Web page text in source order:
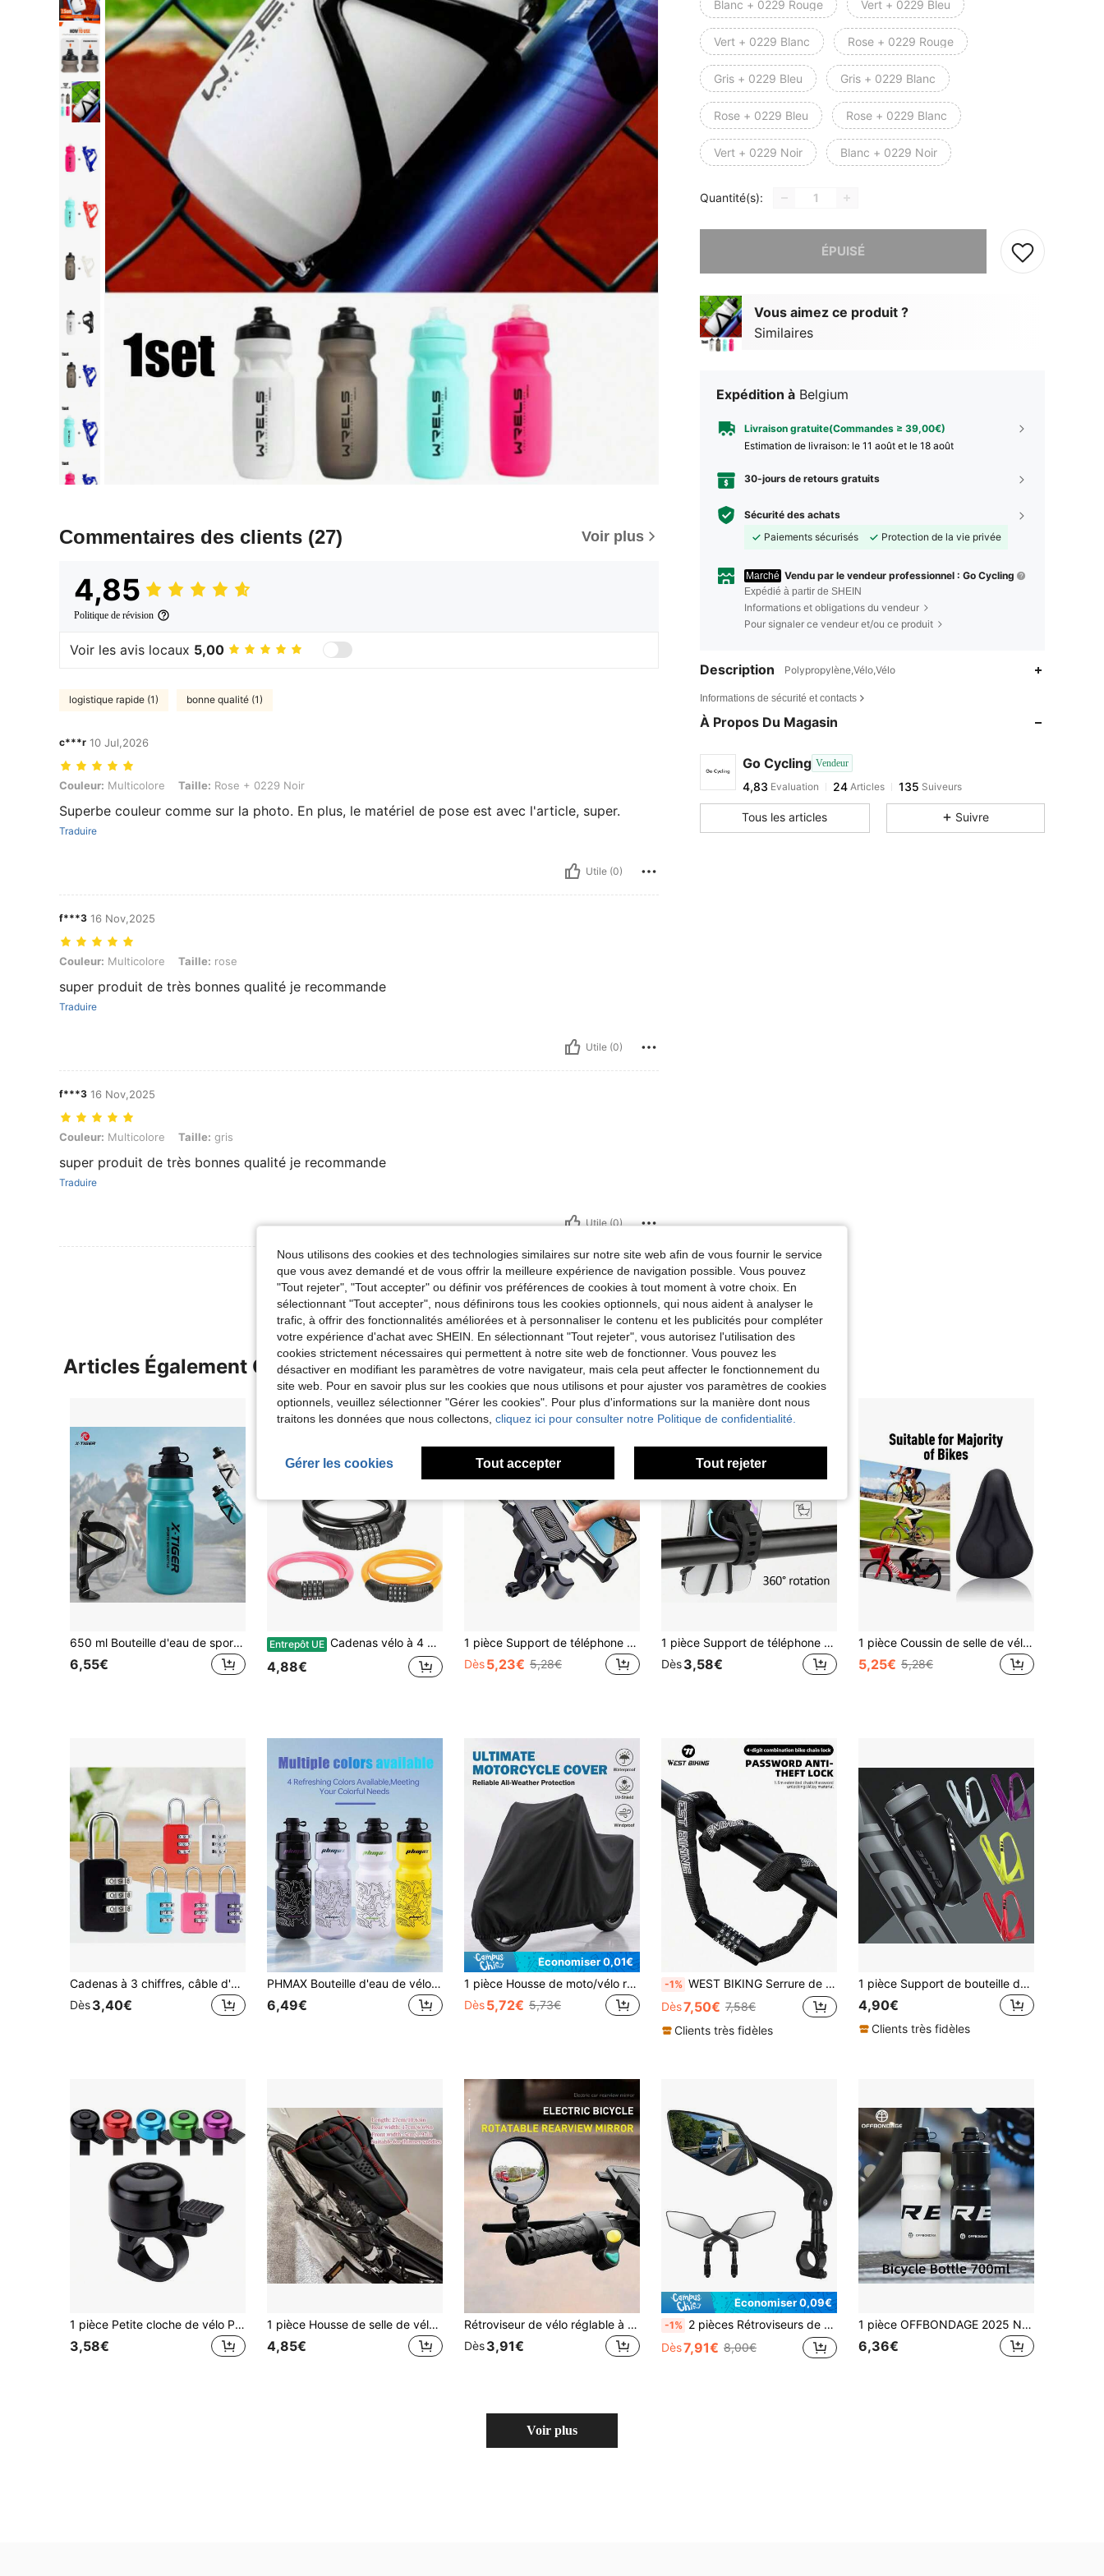
Commentaires des clients (27) Voir plus
4,85
Politique de révision
Voir les avis locaux 5,00
logistique rapide (1) bonne qualité (1)
c***r 10 Jul,2026
Couleur: Multicolore, Taille: Rose + 0229 Noir
Couleur: Multicolore Taille: Rose + 0229 Noir
Superbe couleur comme sur la photo. En plus, le matériel de pose est avec l'article, super.
Traduire
Utile (0)
f***3 16 Nov,2025
Couleur: Multicolore, Taille: rose
Couleur: Multicolore Taille: rose
super produit de très bonnes qualité je recommande
Traduire
Utile (0)
f***3 16 Nov,2025
Couleur: Multicolore, Taille: gris
Couleur: Multicolore Taille: gris
super produit de très bonnes qualité je recommande
Traduire
Utile (0)
Voir Plus D'avis
Blanc + 0229 Rouge Vert + 0229 Bleu
Vert + 0229 Blanc Rose + 0229 Rouge
Gris + 0229 Bleu Gris + 0229 Blanc
Rose + 0229 Bleu Rose + 0229 Blanc
Vert + 0229 Noir Blanc + 0229 Noir
Quantité(s):
ÉPUISÉ
Vous aimez ce produit ?
Similaires
Expédition à Belgium
Livraison gratuite(Commandes ≥ 39,00€)
Estimation de livraison: le 11 août et le 18 août
30-jours de retours gratuits
Sécurité des achats
Paiements sécurisés
Protection de la vie privée
Marché Vendu par le vendeur professionnel : Go Cycling
Expédié à partir de SHEIN
Informations et obligations du vendeur
Pour signaler ce vendeur et/ou ce produit
Description Polypropylène,Vélo,Vélo
Informations de sécurité et contacts
À Propos Du Magasin
Go Cycling Vendeur
4,83 Evaluation 24 Articles 135 Suiveurs
Tous les articles Suivre
Articles Également Consultés
650 ml Bouteille d'eau de sport avec couvercle à ouverture facile, livrée avec un support de bouteille de vélo facilement installé
6,55€
Entrepôt UE Cadenas vélo à 4 chiffres - Longueur de 60 cm (23,62 pouces) Rétractable, Cadenas de vélo sécurisé, Accessoires anti-vol adaptés pour vélo de montagne, vélo de route, vélo électrique, scooter
4,88€
1 pièce Support de téléphone réglable pour vélo et moto - Installation facile, rotation à 360°, s'adapte à différentes tailles de téléphone, convient pour les accessoires de vélo, les accessoires de cyclisme, les accessoires de voiture, la navigation cycliste, la livraison, les sports de plein air
Dès5,23€ 5,28€
1 pièce Support de téléphone en silicone pour vélo, à installation rapide, rotation à 360°, support anti-chute, accessoire multifonctionnel de navigation de cyclisme outdoor, convient pour les vélos, VTT, chariots de courses, véhicules électriques, poussettes, etc.
Dès3,58€
1 pièce Coussin de selle de vélo en mousse à mémoire de forme, accessoire de cyclisme confortable et épaissi, selle large absorbant les chocs, convient aux vélos de montagne et aux vélos de route, imperméable, respirant et ventilé, unisexe
5,25€ 5,28€
Cadenas à 3 chiffres, câble d'acier, petit cadenas à mot de passe, mot de passe personnalisable, cadenas à mot de passe pour bagage, mini cadenas à code, convient pour la maison, les bagages, les casiers de classe, etc.
Dès3,40€
PHMAX Bouteille d'eau de vélo étanche 720 ml, bouteille d'eau de cyclisme, bouteille d'eau de sport à presser pour le cyclisme, le fitness (noir et blanc)
6,49€
Économiser 0,01€
1 pièce Housse de moto/vélo robuste en EVA - Imperméable, résistante aux UV, résistante à la neige, convient à la plupart des modèles, noire, protection extérieure pour véhicule, housse de moto à la mode, housse résistante aux UV
Dès5,72€ 5,73€
-1% WEST BIKING Serrure de chaîne de vélo à combinaison 4 chiffres pour vélo de montagne / route, moto, scooter électrique, portable
Dès7,50€ 7,58€
Clients très fidèles
1 pièce Support de bouteille de vélo extérieur ENLEE, support de bouteille en plastique durable avec attache et porte-bidon résistant à l'usure pour vélos de route et de montagne. Options de couleurs multiples, idéal comme cadeau pour la Fête des Pères et les cyclistes. Équipement de cyclisme
4,90€
Clients très fidèles
1 pièce Petite cloche de vélo Petite cloche de voiture Petite cloche de sonnerie
3,58€
1 pièce Housse de selle de vélo en silicone épaissi 3D, respirante et absorbant les chocs, compatible avec les vélos de montagne, les vélos de route, les vélos pliables – Accessoire de housse de selle
4,85€
Rétroviseur de vélo réglable à 360°, avec lentille grand angle, installation flexible, convient aux vélos de montagne, scooters électriques et véhicules légers - Cadre en ABS noir, accessoires de pédale , Miroir ovale , Accessoires de vélo
Dès3,91€
Économiser 0,09€
-1% 2 pièces Rétroviseurs de vélo, accessoires de cyclisme, miroirs réfléchissants pliables haute définition convenant pour vélo, moto, vélo électrique, vision large anti-éblouissement
Dès7,91€ 8,00€
1 pièce OFFBONDAGE 2025 Nouvelle bouteille d'eau pour vélo 23,67 oz - Grande capacité pour vélo de montagne et vélo de route, matériau PP, design portable avec couvercle sécurisé, couleurs mélangées, convient pour les sports de plein air et le cyclisme, accessoires de cyclisme, forme cylindrique élégante, structure robuste
6,36€
Voir plus
Nous utilisons des cookies et des technologies similaires sur notre site web afin de vous fournir le service
que vous avez demandé et de vous offrir la meilleure expérience de navigation possible. Vous pouvez
"Tout rejeter", "Tout accepter" ou définir vos préférences de cookies à tout moment à votre choix. En
sélectionnant "Tout accepter", nous définirons tous les cookies optionnels, qui nous aident à analyser le
trafic, à offrir des fonctionnalités améliorées et à personnaliser le contenu et les publicités pour compléter
votre expérience d'achat avec SHEIN. En sélectionnant "Tout rejeter", vous autorisez l'utilisation des
cookies strictement nécessaires qui permettent à notre site web de fonctionner. Vous pouvez les
désactiver en modifiant les paramètres de votre navigateur, mais cela peut affecter le fonctionnement du
site web. Pour en savoir plus sur les cookies que nous utilisons et pour ajuster vos paramètres de cookies
optionnels, veuillez sélectionner "Gérer les cookies". Pour plus d'informations sur la manière dont nous
traitons les données que nous collectons, cliquez ici pour consulter notre Politique de confidentialité.
Gérer les cookies Tout accepter Tout rejeter